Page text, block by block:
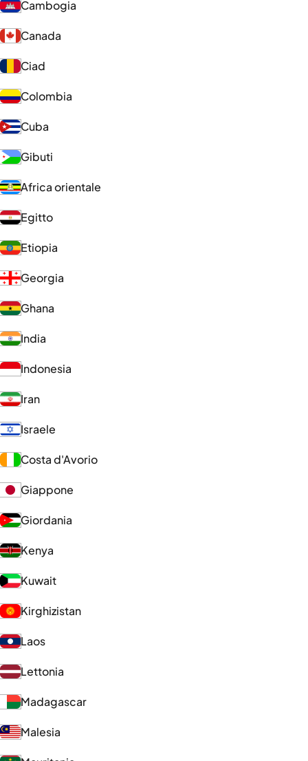
Cambogia
Canada
Ciad
Colombia
Cuba
Gibuti
Africa orientale
Egitto
Etiopia
Georgia
Ghana
India
Indonesia
Iran
Israele
Costa d'Avorio
Giappone
Giordania
Kenya
Kuwait
Kirghizistan
Laos
Lettonia
Madagascar
Malesia